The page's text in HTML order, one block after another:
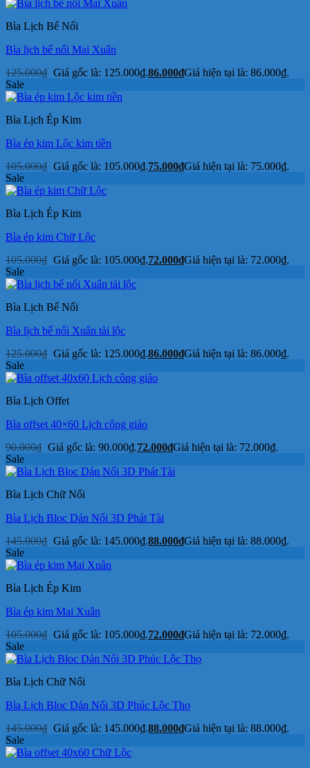
Bìa Lịch Bế Nổi
Bìa lịch bế nổi Mai Xuân
125.000₫ Giá gốc là: 125.000₫.86.000₫Giá hiện tại là: 86.000₫.
Sale
Bìa Lịch Ép Kim
Bìa ép kim Lộc kim tiền
105.000₫ Giá gốc là: 105.000₫.75.000₫Giá hiện tại là: 75.000₫.
Sale
Bìa Lịch Ép Kim
Bìa ép kim Chữ Lộc
105.000₫ Giá gốc là: 105.000₫.72.000₫Giá hiện tại là: 72.000₫.
Sale
Bìa Lịch Bế Nổi
Bìa lịch bế nổi Xuân tài lộc
125.000₫ Giá gốc là: 125.000₫.86.000₫Giá hiện tại là: 86.000₫.
Sale
Bìa Lịch Offet
Bìa offset 40×60 Lịch công giáo
90.000₫ Giá gốc là: 90.000₫.72.000₫Giá hiện tại là: 72.000₫.
Sale
Bìa Lịch Chữ Nổi
Bìa Lịch Bloc Dán Nổi 3D Phát Tài
145.000₫ Giá gốc là: 145.000₫.88.000₫Giá hiện tại là: 88.000₫.
Sale
Bìa Lịch Ép Kim
Bìa ép kim Mai Xuân
105.000₫ Giá gốc là: 105.000₫.72.000₫Giá hiện tại là: 72.000₫.
Sale
Bìa Lịch Chữ Nổi
Bìa Lịch Bloc Dán Nổi 3D Phúc Lộc Thọ
145.000₫ Giá gốc là: 145.000₫.88.000₫Giá hiện tại là: 88.000₫.
Sale